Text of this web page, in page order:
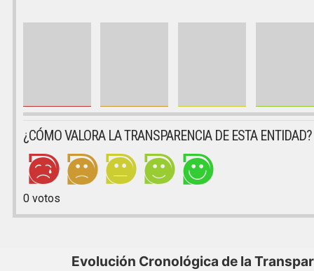
¿CÓMO VALORA LA TRANSPARENCIA DE ESTA ENTIDAD?
0votos
Evolución Cronológica de la